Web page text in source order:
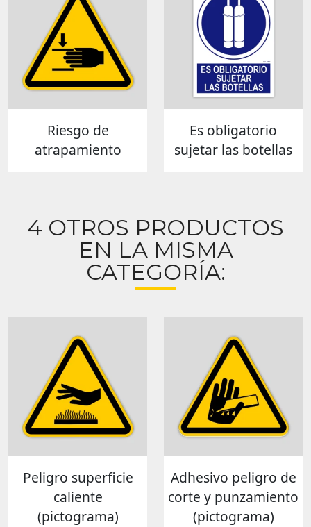
Riesgo de
atrapamiento
Es obligatorio
sujetar las botellas
4 OTROS PRODUCTOS
EN LA MISMA
CATEGORÍA:
Peligro superficie
caliente
(pictograma)
Adhesivo peligro de
corte y punzamiento
(pictograma)